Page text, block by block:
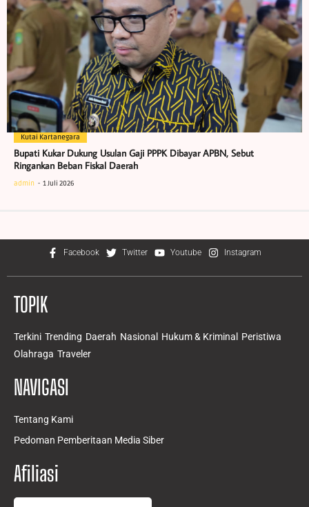
Kutai Kartanegara
Bupati Kukar Dukung Usulan Gaji PPPK Dibayar APBN, Sebut
Ringankan Beban Fiskal Daerah
admin 1 Juli 2026
Facebook Twitter Youtube Instagram
TOPIK
Terkini Trending Daerah Nasional Hukum & Kriminal
Peristiwa
Olahraga Traveler
NAVIGASI
Tentang Kami
Pedoman Pemberitaan Media Siber
Afiliasi